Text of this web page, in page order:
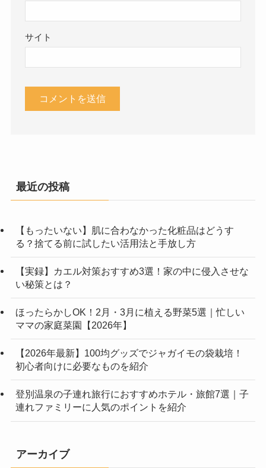
サイト
最近の投稿
【もったいない】肌に合わなかった化粧品はどうす
る？捨てる前に試したい活用法と手放し方
【実録】カエル対策おすすめ3選！家の中に侵入させな
い秘策とは？
ほったらかしOK！2月・3月に植える野菜5選｜忙しい
ママの家庭菜園【2026年】
【2026年最新】100均グッズでジャガイモの袋栽培！
初心者向けに必要なものを紹介
登別温泉の子連れ旅行におすすめホテル・旅館7選｜子
連れファミリーに人気のポイントを紹介
アーカイブ